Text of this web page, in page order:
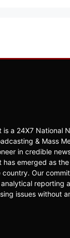
is a 24X7 National
& Mass
in credible
has emerged as
country. Our
reporting
issues without